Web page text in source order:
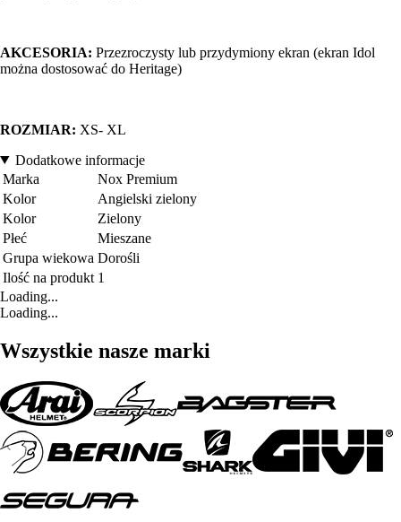
AKCESORIA: Przezroczysty lub przydymiony ekran (ekran Idol
można dostosować do Heritage)
ROZMIAR: XS- XL
Dodatkowe informacje
Marka
Nox Premium
Kolor
Angielski zielony
Kolor
Zielony
Płeć
Mieszane
Grupa wiekowa Dorośli
Ilość na produkt 1
Loading...
Loading...
Wszystkie nasze marki